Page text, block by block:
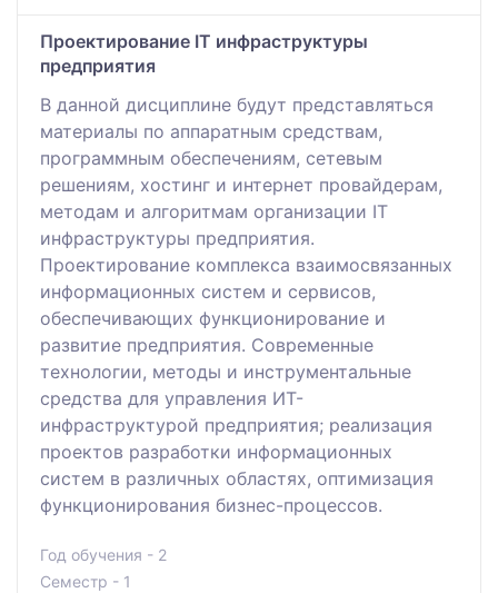
Проектирование IT инфраструктуры
предприятия
В данной дисциплине будут представляться
материалы по аппаратным средствам,
программным обеспечениям, сетевым
решениям, хостинг и интернет провайдерам,
методам и алгоритмам организации IT
инфраструктуры предприятия.
Проектирование комплекса взаимосвязанных
информационных систем и сервисов,
обеспечивающих функционирование и
развитие предприятия. Современные
технологии, методы и инструментальные
средства для управления ИТ-
инфраструктурой предприятия; реализация
проектов разработки информационных
систем в различных областях, оптимизация
функционирования бизнес-процессов.
Год обучения - 2
Семестр - 1